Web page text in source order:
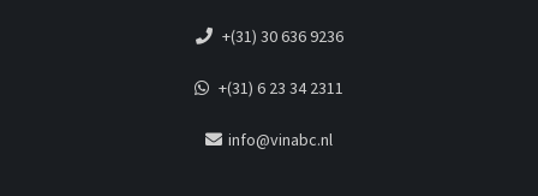
+(31) 30 636 9236
+(31) 6 23 34 2311
info@vinabc.nl